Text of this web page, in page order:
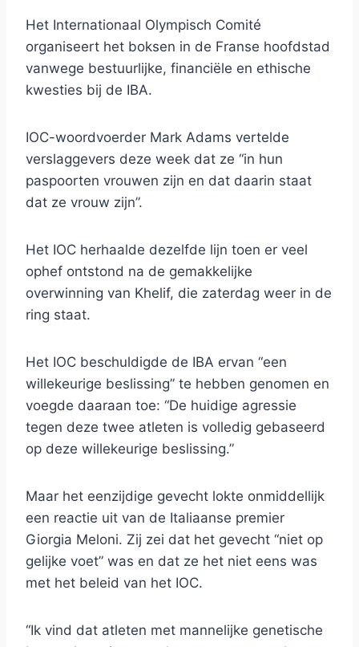
Het Internationaal Olympisch Comité
organiseert het boksen in de Franse hoofdstad
vanwege bestuurlijke, financiële en ethische
kwesties bij de IBA.
IOC-woordvoerder Mark Adams vertelde
verslaggevers deze week dat ze “in hun
paspoorten vrouwen zijn en dat daarin staat
dat ze vrouw zijn”.
Het IOC herhaalde dezelfde lijn toen er veel
ophef ontstond na de gemakkelijke
overwinning van Khelif, die zaterdag weer in de
ring staat.
Het IOC beschuldigde de IBA ervan “een
willekeurige beslissing” te hebben genomen en
voegde daaraan toe: “De huidige agressie
tegen deze twee atleten is volledig gebaseerd
op deze willekeurige beslissing.”
Maar het eenzijdige gevecht lokte onmiddellijk
een reactie uit van de Italiaanse premier
Giorgia Meloni. Zij zei dat het gevecht “niet op
gelijke voet” was en dat ze het niet eens was
met het beleid van het IOC.
“Ik vind dat atleten met mannelijke genetische